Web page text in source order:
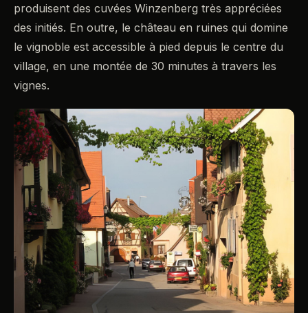
produisent des cuvées Winzenberg très appréciées
des initiés. En outre, le château en ruines qui domine
le vignoble est accessible à pied depuis le centre du
village, en une montée de 30 minutes à travers les
vignes.